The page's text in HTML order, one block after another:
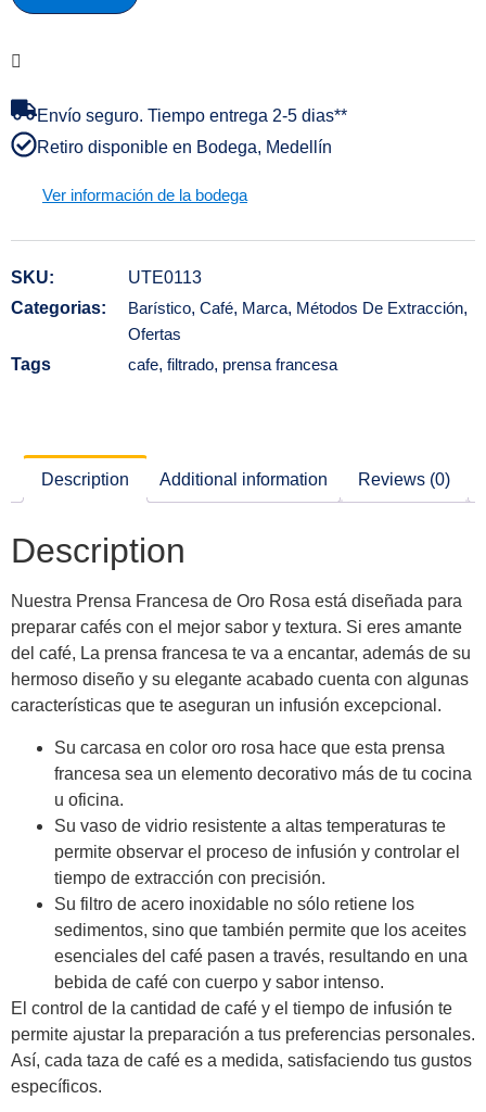
Envío seguro. Tiempo entrega 2-5 dias**
Retiro disponible en Bodega, Medellín
Ver información de la bodega
SKU:
UTE0113
Categorias:
Barístico, Café, Marca, Métodos De Extracción,
Ofertas
Tags
cafe, filtrado, prensa francesa
Description Additional information Reviews (0)
Description
Nuestra Prensa Francesa de Oro Rosa está diseñada para
preparar cafés con el mejor sabor y textura. Si eres amante
del café, La prensa francesa te va a encantar, además de su
hermoso diseño y su elegante acabado cuenta con algunas
características que te aseguran un infusión excepcional.
Su carcasa en color oro rosa hace que esta prensa
francesa sea un elemento decorativo más de tu cocina
u oficina.
Su vaso de vidrio resistente a altas temperaturas te
permite observar el proceso de infusión y controlar el
tiempo de extracción con precisión.
Su filtro de acero inoxidable no sólo retiene los
sedimentos, sino que también permite que los aceites
esenciales del café pasen a través, resultando en una
bebida de café con cuerpo y sabor intenso.
El control de la cantidad de café y el tiempo de infusión te
permite ajustar la preparación a tus preferencias personales.
Así, cada taza de café es a medida, satisfaciendo tus gustos
específicos.